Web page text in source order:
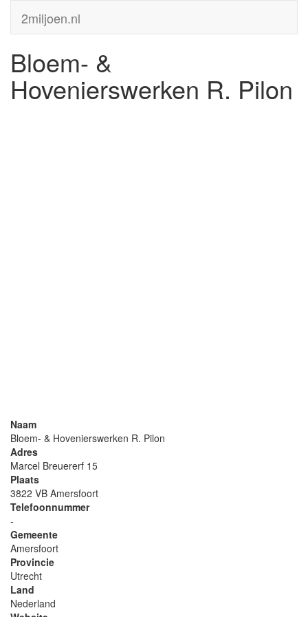
2miljoen.nl
Bloem- &
Hovenierswerken R. Pilon
Naam
Bloem- & Hovenierswerken R. Pilon
Adres
Marcel Breuererf 15
Plaats
3822 VB Amersfoort
Telefoonnummer
-
Gemeente
Amersfoort
Provincie
Utrecht
Land
Nederland